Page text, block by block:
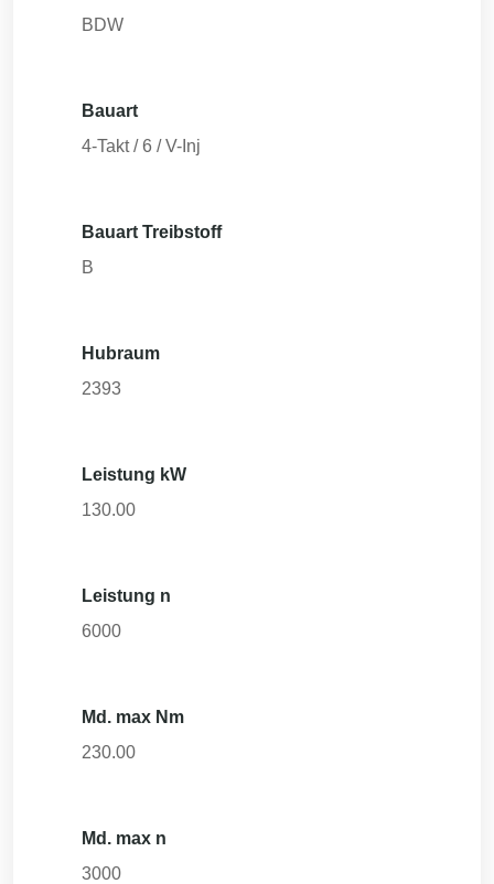
BDW
Bauart
4-Takt / 6 / V-Inj
Bauart Treibstoff
B
Hubraum
2393
Leistung kW
130.00
Leistung n
6000
Md. max Nm
230.00
Md. max n
3000